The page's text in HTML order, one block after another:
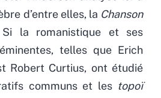
d’entre elles, la Chanson
la romanistique et ses
telles que Erich
Robert Curtius, ont étudié
communs et les topoï